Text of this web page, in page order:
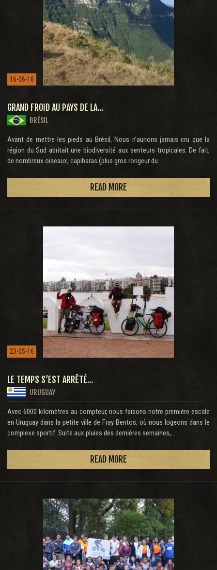
16-06-16
GRAND FROID AU PAYS DE LA...
BRÉSIL
Avant de mettre les pieds au Brésil, Nous n’aurions jamais cru que la
région du Sud abritait une biodiversité aux senteurs tropicales. De fait,
de nombreux oiseaux, capibaras (plus gros rongeur du...
READ MORE
23-05-16
LE TEMPS S’EST ARRÊTÉ...
URUGUAY
Avec 6000 kilomètres au compteur, nous faisons notre première escale
en Uruguay dans la petite ville de Fray Bentos, où nous logeons dans le
complexe sportif. Suite aux pluies des dernières semaines,...
READ MORE